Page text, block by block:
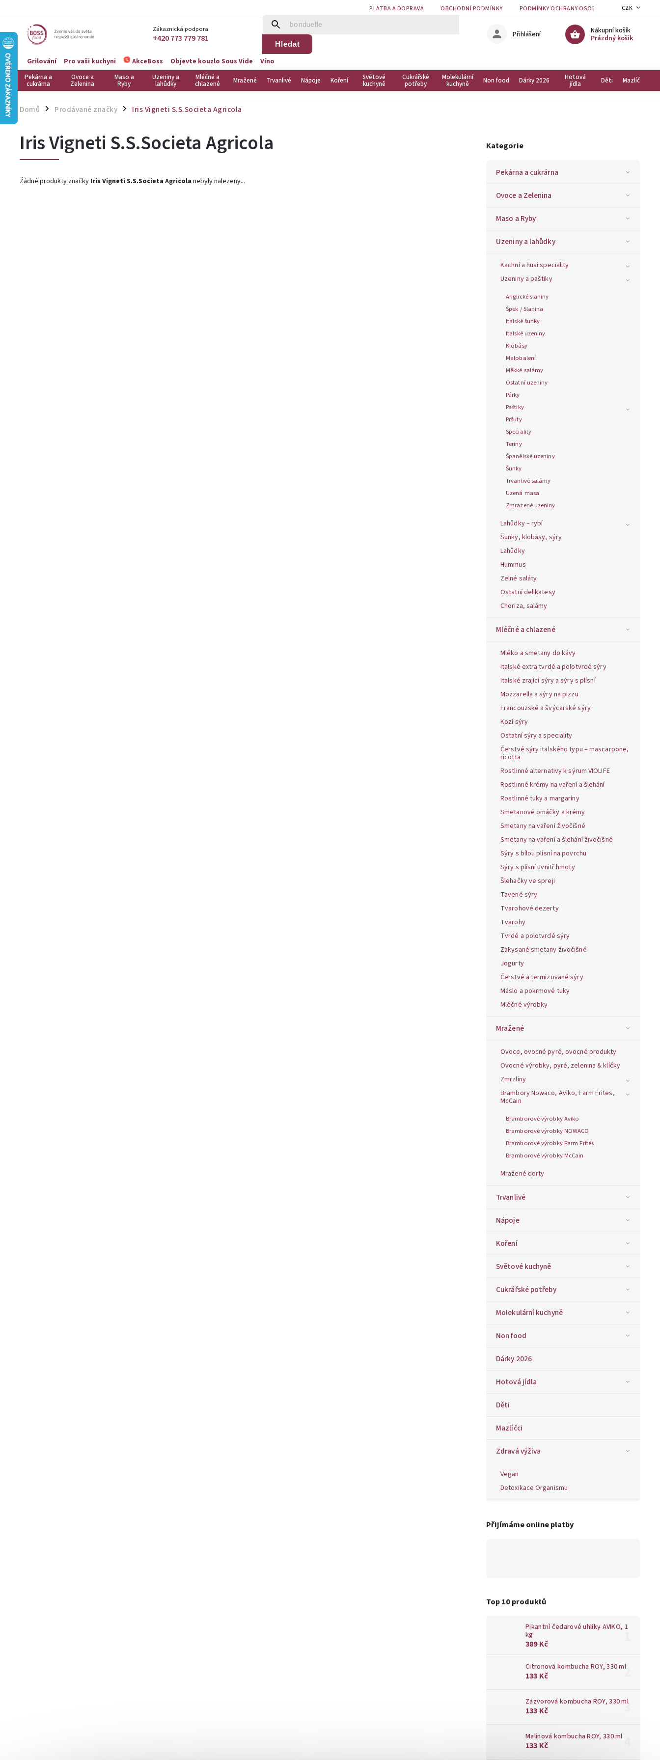
PLATBA A DOPRAVA OBCHODNÍ PODMÍNKY PODMÍNKY OCHRANY OSOBNÍCH ÚDAJŮ
CZK
Zákaznická podpora:
+420 773 779 781 Hledat
Nákupní košík
Prázdný košík
Přihlášení
Grilování Pro vaši kuchyni AkceBoss Objevte kouzlo Sous Vide Víno
Pekárna a
cukrárna
Ovoce a
Zelenina
Maso a
Ryby
Uzeniny a
lahůdky
Mléčné a
chlazené Mražené Trvanlivé Nápoje Koření Světové
kuchyně
Cukrářské
potřeby
Molekulární
kuchyně Non food Dárky 2026 Hotová
jídla Děti Mazlíčci
Domů / Prodávané značky / Iris Vigneti S.S.Societa Agricola
Kategorie
Pekárna a cukrárna
Ovoce a Zelenina
Maso a Ryby
Uzeniny a lahůdky
Kachní a husí speciality
Uzeniny a paštiky
Anglické slaniny
Špek / Slanina
Italské šunky
Italské uzeniny
Klobásy
Malobalení
Měkké salámy
Ostatní uzeniny
Párky
Paštiky
Pršuty
Speciality
Teriny
Španělské uzeniny
Šunky
Trvanlivé salámy
Uzená masa
Zmrazené uzeniny
Lahůdky – rybí
Šunky, klobásy, sýry
Lahůdky
Hummus
Zelné saláty
Ostatní delikatesy
Choriza, salámy
Mléčné a chlazené
Mléko a smetany do kávy
Italské extra tvrdé a polotvrdé sýry
Italské zrající sýry a sýry s plísní
Mozzarella a sýry na pizzu
Francouzské a švýcarské sýry
Kozí sýry
Ostatní sýry a speciality
Čerstvé sýry italského typu – mascarpone,
ricotta
Rostlinné alternativy k sýrum VIOLIFE
Rostlinné krémy na vaření a šlehání
Rostlinné tuky a margaríny
Smetanové omáčky a krémy
Smetany na vaření živočišné
Smetany na vaření a šlehání živočišné
Sýry s bílou plísní na povrchu
Sýry s plísní uvnitř hmoty
Šlehačky ve spreji
Tavené sýry
Tvarohové dezerty
Tvarohy
Tvrdé a polotvrdé sýry
Zakysané smetany živočišné
Jogurty
Čerstvé a termizované sýry
Máslo a pokrmové tuky
Mléčné výrobky
Mražené
Ovoce, ovocné pyré, ovocné produkty
Ovocné výrobky, pyré, zelenina & klíčky
Zmrzliny
Brambory Nowaco, Aviko, Farm Frites,
McCain
Bramborové výrobky Aviko
Bramborové výrobky NOWACO
Bramborové výrobky Farm Frites
Bramborové výrobky McCain
Mražené dorty
Trvanlivé
Nápoje
Koření
Světové kuchyně
Cukrářské potřeby
Molekulární kuchyně
Non food
Dárky 2026
Hotová jídla
Děti
Mazlíčci
Zdravá výživa
Vegan
Detoxikace Organismu
Přijímáme online platby
Top 10 produktů
Pikantní čedarové uhlíky AVIKO, 1
kg
389 Kč
Citronová kombucha ROY, 330 ml
133 Kč
Zázvorová kombucha ROY, 330 ml
133 Kč
Malinová kombucha ROY, 330 ml
133 Kč
Iris Vigneti S.S.Societa Agricola
Žádné produkty značky Iris Vigneti S.S.Societa Agricola nebyly nalezeny...